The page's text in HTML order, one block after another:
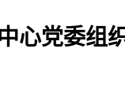
心党委组